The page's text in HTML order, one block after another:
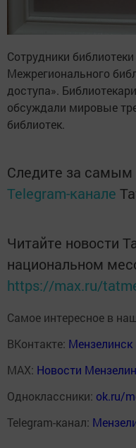
Сотрудники
Межрегионального
доступа».
обсуждали мировые
библиотек.
Следите за
Telegram-канале
Читайте новости
национальном
https://max.ru/
Самое интересное в
ВКонтакте:
MAX: Новости
Одноклассники: ok.ru/
Telegram-канал: